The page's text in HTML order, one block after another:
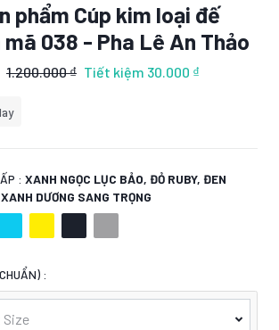
phẩm Cúp kim loại đế
038 - Pha Lê An Thảo
1.200.000 ₫ Tiết kiệm 30.000 ₫
: XANH NGỌC LỤC BẢO, ĐỎ RUBY, ĐEN
DƯƠNG SANG TRỌNG
:
Size